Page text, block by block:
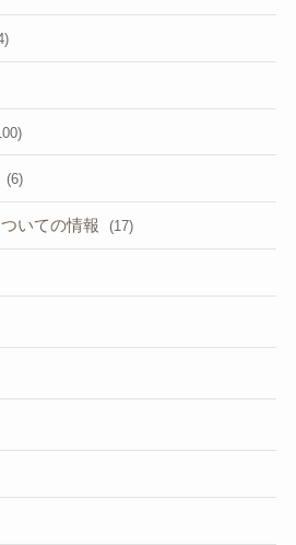
(6)
いての情報 (17)